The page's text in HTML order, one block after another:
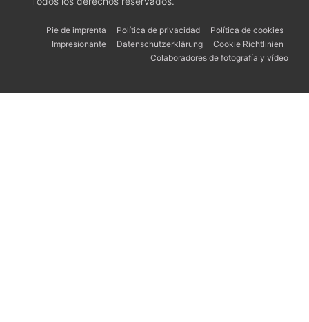
Pie de imprenta Política de privacidad
Política de cookies
Impresionante
Datenschutzerklärung
Cookie Richtlinien
Colaboradores de fotografía y vídeo